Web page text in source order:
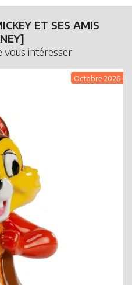
ET SES AMIS
vous intéresser
Octobre 2026